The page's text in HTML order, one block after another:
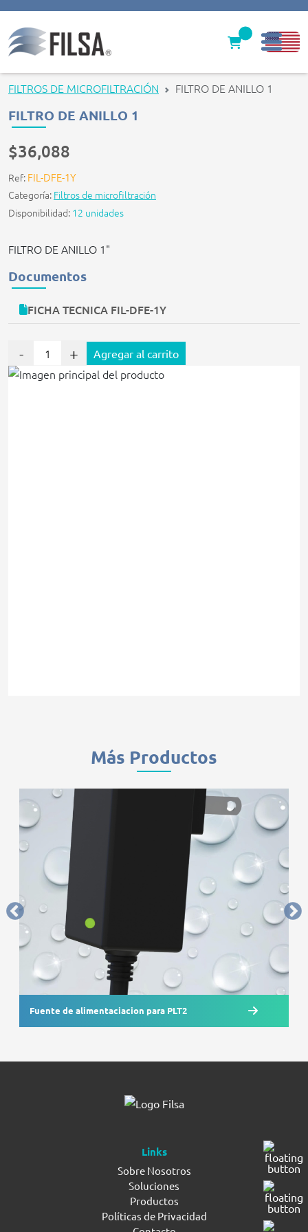
Inicio
Nuestras Soluciones
Contáctenos
Login
FILTROS DE MICROFILTRACIÓN FILTRO DE ANILLO 1
FILTRO DE ANILLO 1
$36,088
Ref: FIL-DFE-1Y
Categoría: Filtros de microfiltración
Disponibilidad: 12 unidades
FILTRO DE ANILLO 1"
Documentos
FICHA TECNICA FIL-DFE-1Y
- + Agregar al carrito
Más Productos
Fuente de alimentaciacion para PLT2
Links
Sobre Nosotros
Soluciones
Productos
Políticas de Privacidad